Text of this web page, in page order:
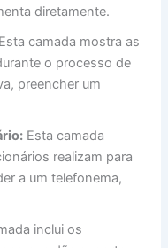
diretamente.
Esta camada mostra as
o processo de
preencher um
Esta camada
realizam para
a um telefonema,
inclui os